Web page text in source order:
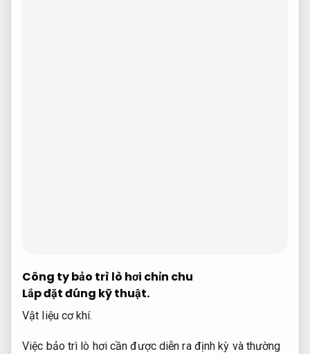
Công ty bảo trì lò hơi chỉn chu
Lắp đặt đúng kỹ thuật.
Vật liệu cơ khí.
Việc bảo trì lò hơi cần được diễn ra định kỳ và thường